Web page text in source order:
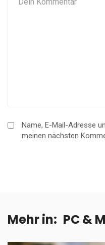
Name, E-Mail-Adresse
meinen nächsten
Mehr in: PC &